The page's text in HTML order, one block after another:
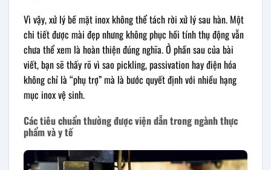
Vì vậy, xử lý bề mặt inox không thể tách rời xử lý sau hàn. Một
chi tiết được mài đẹp nhưng không phục hồi tính thụ động vẫn
chưa thể xem là hoàn thiện đúng nghĩa. Ở phần sau của bài
viết, bạn sẽ thấy rõ vì sao pickling, passivation hay điện hóa
không chỉ là “phụ trợ” mà là bước quyết định với nhiều hạng
mục inox vệ sinh.
Các tiêu chuẩn thường được viện dẫn trong ngành thực
phẩm và y tế